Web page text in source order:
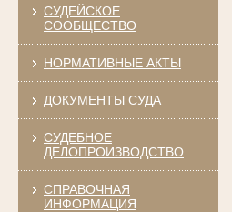
СУДЕЙСКОЕ
СООБЩЕСТВО
НОРМАТИВНЫЕ АКТЫ
ДОКУМЕНТЫ СУДА
СУДЕБНОЕ
ДЕЛОПРОИЗВОДСТВО
СПРАВОЧНАЯ
ИНФОРМАЦИЯ